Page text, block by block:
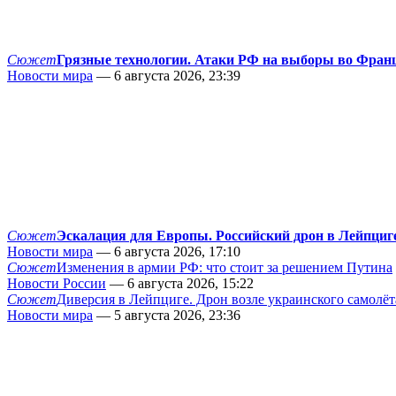
СюжетГрязные технологии. Атаки РФ на выборы во
Новости мира — 6 августа 2026, 23:39
СюжетЭскалация для Европы. Российский дрон в
Новости мира — 6 августа 2026, 17:10
СюжетИзменения в армии РФ: что стоит за решением Путина
Новости России — 6 августа 2026, 15:22
СюжетДиверсия в Лейпциге. Дрон возле украинского
Новости мира — 5 августа 2026, 23:36